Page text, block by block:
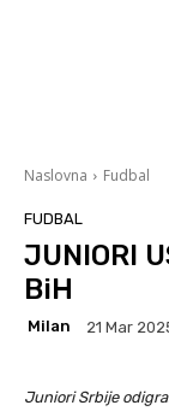
Naslovna Fudbal
FUDBAL
JUNIORI
BiH
Milan 21 Mar
Juniori Srbije